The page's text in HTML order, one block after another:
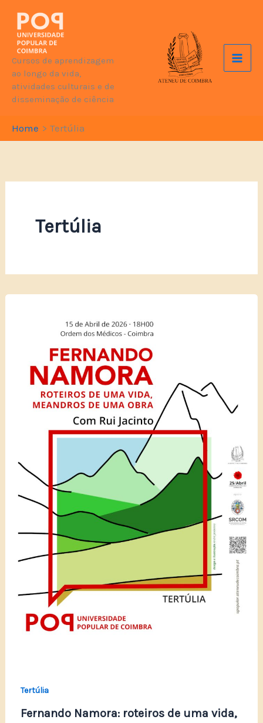
content
Cursos de aprendizagem
ao longo da vida,
atividades culturais e de
disseminação de ciência
Home Tertúlia
Tertúlia
Tertúlia
Fernando Namora: roteiros de uma vida,